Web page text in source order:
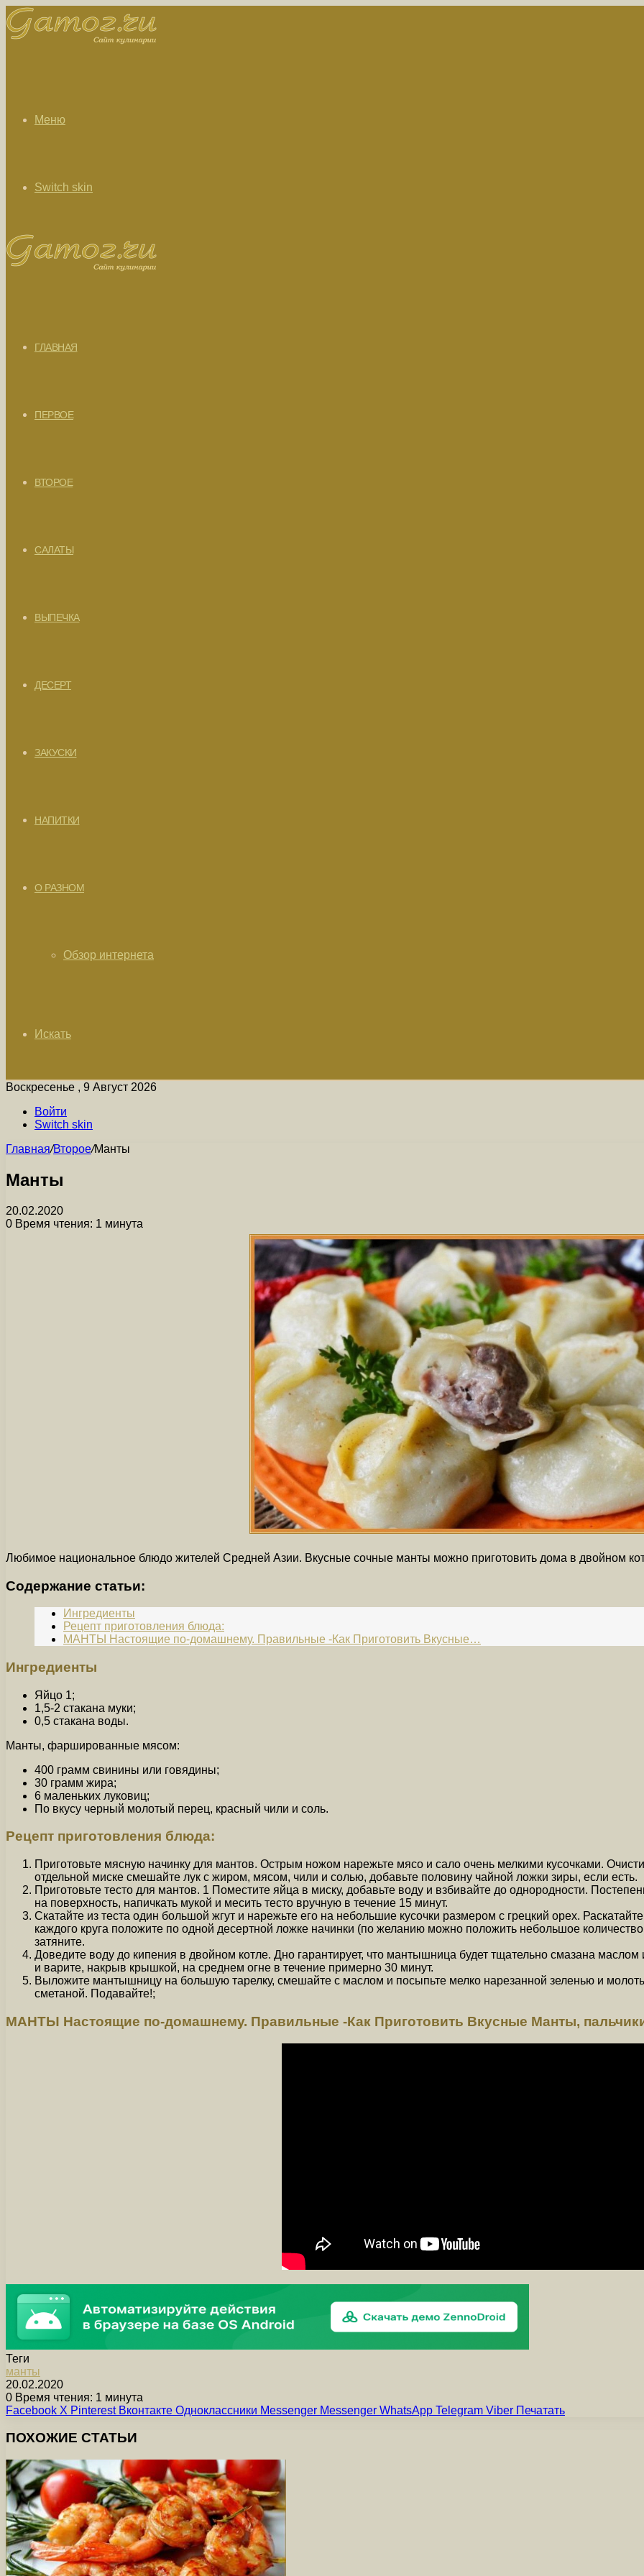
Меню
Switch skin
ГЛАВНАЯ
ПЕРВОЕ
ВТОРОЕ
САЛАТЫ
ВЫПЕЧКА
ДЕСЕРТ
ЗАКУСКИ
НАПИТКИ
О РАЗНОМ
Обзор интернета
Искать
Воскресенье , 9 Август 2026
Войти
Switch skin
Главная/Второе/Манты
Манты
20.02.2020
0 Время чтения: 1 минута
Любимое национальное блюдо жителей Средней Азии. Вкусные сочные манты можно приготовить дома в двойном
Содержание статьи:
Ингредиенты
Рецепт приготовления блюда:
МАНТЫ Настоящие по-домашнему. Правильные -Как Приготовить Вкусные…
Ингредиенты
Яйцо 1;
1,5-2 стакана муки;
0,5 стакана воды.
Манты, фаршированные мясом:
400 грамм свинины или говядины;
30 грамм жира;
6 маленьких луковиц;
По вкусу черный молотый перец, красный чили и соль.
Рецепт приготовления блюда:
Приготовьте мясную начинку для мантов. Острым ножом нарежьте мясо и сало очень мелкими кусочками.
отдельной миске смешайте лук с жиром, мясом, чили и солью, добавьте половину чайной ложки зиры, если есть.
Приготовьте тесто для мантов. 1 Поместите яйца в миску, добавьте воду и взбивайте до однородности.
на поверхность, напичкать мукой и месить тесто вручную в течение 15 минут.
Скатайте из теста один большой жгут и нарежьте его на небольшие кусочки размером с грецкий орех.
каждого круга положите по одной десертной ложке начинки (по желанию можно положить небольшое
затяните.
Доведите воду до кипения в двойном котле. Дно гарантирует, что мантышница будет тщательно смазана
и варите, накрыв крышкой, на среднем огне в течение примерно 30 минут.
Выложите мантышницу на большую тарелку, смешайте с маслом и посыпьте мелко нарезанной зеленью и
сметаной. Подавайте!;
МАНТЫ Настоящие по-домашнему. Правильные -Как Приготовить Вкусные Манты,
Теги
манты
20.02.2020
0 Время чтения: 1 минута
Facebook X Pinterest Вконтакте Одноклассники Messenger Messenger WhatsApp Telegram Viber Печатать
ПОХОЖИЕ СТАТЬИ